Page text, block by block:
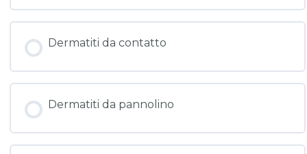
Dermatiti da contatto
Dermatiti da pannolino